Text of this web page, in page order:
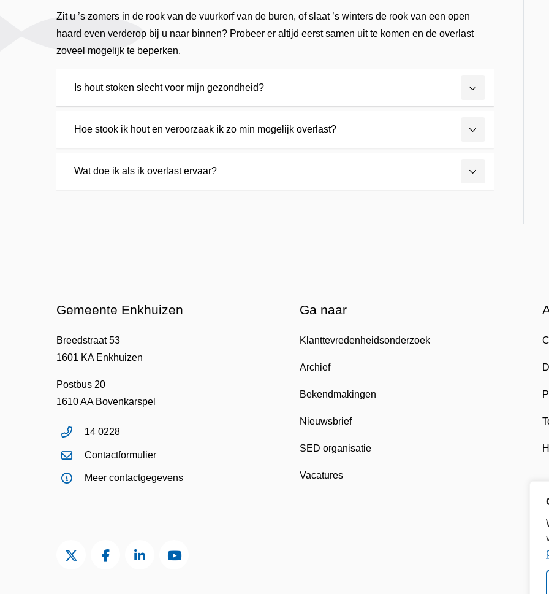
Zit u ’s zomers in de rook van de vuurkorf van de buren, of slaat ’s winters de rook van een open
haard even verderop bij u naar binnen? Probeer er altijd eerst samen uit te komen en de overlast
zoveel mogelijk te beperken.
Is hout stoken slecht voor mijn gezondheid?
Hoe stook ik hout en veroorzaak ik zo min mogelijk overlast?
Wat doe ik als ik overlast ervaar?
Gemeente Enkhuizen
Breedstraat 53
1601 KA Enkhuizen
Postbus 20
1610 AA Bovenkarspel
14 0228
Contactformulier
Meer contactgegevens
Ga naar
Klanttevredenheidsonderzoek
Archief
Bekendmakingen
Nieuwsbrief
SED organisatie
Vacatures
Twitter van Gemeente Enkhuizen, opent in nieuw tabblad
Facebook van Gemeente Enkhuizen, opent in nieuw tabblad